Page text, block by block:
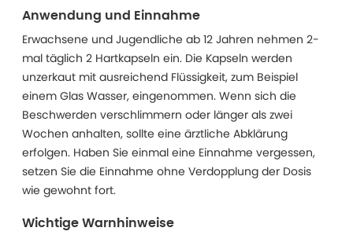
Anwendung und Einnahme
Erwachsene und Jugendliche ab 12 Jahren nehmen 2-
mal täglich 2 Hartkapseln ein. Die Kapseln werden
unzerkaut mit ausreichend Flüssigkeit, zum Beispiel
einem Glas Wasser, eingenommen. Wenn sich die
Beschwerden verschlimmern oder länger als zwei
Wochen anhalten, sollte eine ärztliche Abklärung
erfolgen. Haben Sie einmal eine Einnahme vergessen,
setzen Sie die Einnahme ohne Verdopplung der Dosis
wie gewohnt fort.
Wichtige Warnhinweise